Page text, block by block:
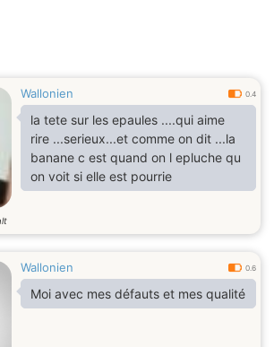
Wallonien 0.4
la tete sur les epaules ....qui aime
rire ...serieux...et comme on dit ...la
banane c est quand on l epluche qu
on voit si elle est pourrie
Wallonien 0.6
Moi avec mes défauts et mes qualité